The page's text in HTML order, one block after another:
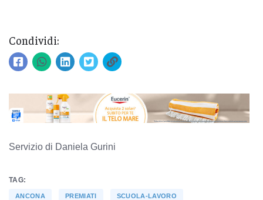
Condividi:
Servizio di Daniela Gurini
TAG:
ANCONA PREMIATI SCUOLA-LAVORO